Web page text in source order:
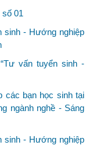
01
sinh - Hướng nghiệp
vấn tuyển sinh -
các bạn học sinh tại
ngành nghề - Sáng
sinh - Hướng nghiệp